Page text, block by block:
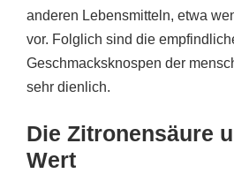
anderen Lebensmitteln, etwa
vor. Folglich sind die
Geschmacksknospen der
sehr dienlich.
Die Zitronensäure
Wert